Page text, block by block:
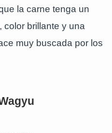
la carne tenga un
color brillante y una
muy buscada por los